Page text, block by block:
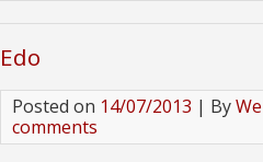
Edo
Posted on 14/07/2013 | By
comments